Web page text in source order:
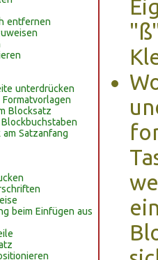
entfernen
unterdrücken
Blocksatz
Satzanfang
beim Einfügen aus